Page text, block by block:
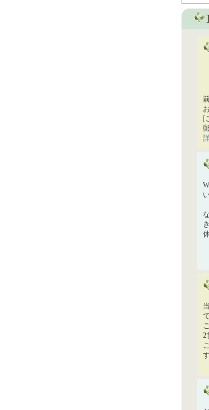
[
2